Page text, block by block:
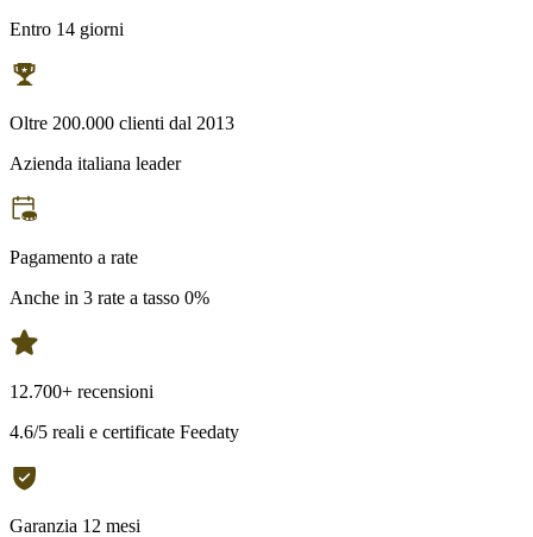
Entro 14 giorni
Oltre 200.000 clienti dal 2013
Azienda italiana leader
Pagamento a rate
Anche in 3 rate a tasso 0%
12.700+ recensioni
4.6/5 reali e certificate Feedaty
Garanzia 12 mesi